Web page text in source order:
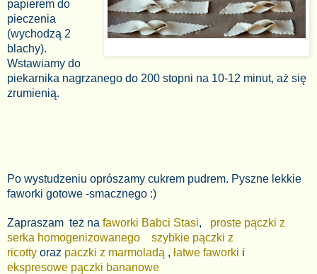
papierem do
pieczenia
(wychodzą 2
blachy).
Wstawiamy do
piekarnika nagrzanego do 200 stopni na 10-12 minut, aż się
zrumienią.
Po wystudzeniu oprószamy cukrem pudrem. Pyszne lekkie
faworki gotowe -smacznego :)
Zapraszam też na faworki Babci Stasi, proste pączki z
serka homogenizowanego
szybkie pączki z
ricotty oraz paczki z marmoladą , łatwe faworki i
ekspresowe pączki bananowe